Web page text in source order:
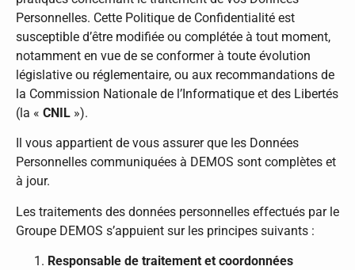
Personnelles. Cette Politique de Confidentialité est
susceptible d’être modifiée ou complétée à tout moment,
notamment en vue de se conformer à toute évolution
législative ou réglementaire, ou aux recommandations de
la Commission Nationale de l’Informatique et des Libertés
(la « CNIL »).
Il vous appartient de vous assurer que les Données
Personnelles communiquées à DEMOS sont complètes et
à jour.
Les traitements des données personnelles effectués par le
Groupe DEMOS s’appuient sur les principes suivants :
Responsable de traitement et coordonnées